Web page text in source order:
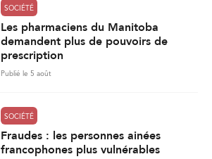
SOCIÉTÉ
Les pharmaciens du Manitoba
demandent plus de pouvoirs de
prescription
Publié le 5 août
SOCIÉTÉ
Fraudes : les personnes ainées
francophones plus vulnérables